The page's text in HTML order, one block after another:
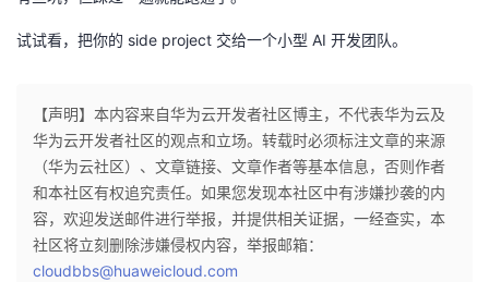
试试看，把你的 side project 交给一个小型 AI 开发团队。
【声明】本内容来自华为云开发者社区博主，不代表华为云及
华为云开发者社区的观点和立场。转载时必须标注文章的来源
（华为云社区）、文章链接、文章作者等基本信息，否则作者
和本社区有权追究责任。如果您发现本社区中有涉嫌抄袭的内
容，欢迎发送邮件进行举报，并提供相关证据，一经查实，本
社区将立刻删除涉嫌侵权内容，举报邮箱：
cloudbbs@huaweicloud.com